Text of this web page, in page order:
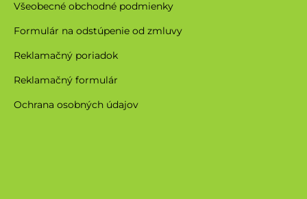
Všeobecné obchodné podmienky
Formulár na odstúpenie od zmluvy
Reklamačný poriadok
Reklamačný formulár
Ochrana osobných údajov